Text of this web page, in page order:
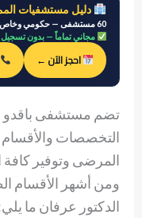
دليل مستشفيات
60 مستشفى — حكومي وخاص — أرقام حقيقية — 2026
مجاني تماماً — بدون
احجز الآن ←
تضم مستشفى باقدو
التخصصات والأقسام
المرضى وتوفير
ومن أشهر الأقسام
الدكتور عرفان ما